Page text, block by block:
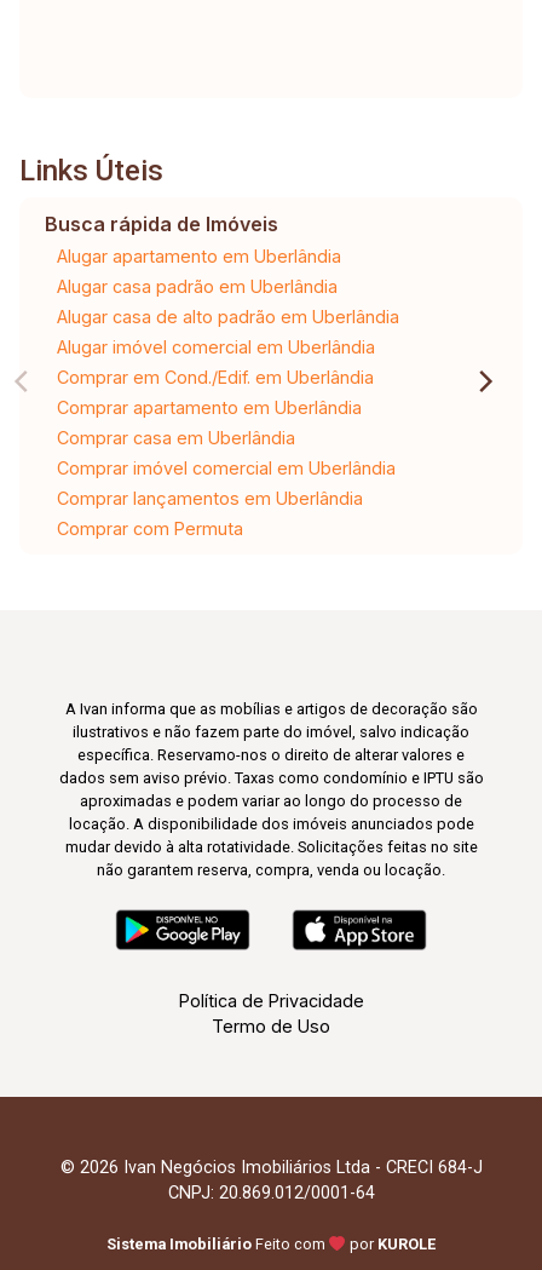
Links Úteis
Busca rápida de Imóveis
Alugar apartamento em Uberlândia
Alugar casa padrão em Uberlândia
Alugar casa de alto padrão em Uberlândia
Alugar imóvel comercial em Uberlândia
Comprar em Cond./Edif. em Uberlândia
Comprar apartamento em Uberlândia
Comprar casa em Uberlândia
Comprar imóvel comercial em Uberlândia
Comprar lançamentos em Uberlândia
Comprar com Permuta
A Ivan informa que as mobílias e artigos de decoração são
ilustrativos e não fazem parte do imóvel, salvo indicação
específica. Reservamo-nos o direito de alterar valores e
dados sem aviso prévio. Taxas como condomínio e IPTU são
aproximadas e podem variar ao longo do processo de
locação. A disponibilidade dos imóveis anunciados pode
mudar devido à alta rotatividade. Solicitações feitas no site
não garantem reserva, compra, venda ou locação.
Política de Privacidade
Termo de Uso
© 2026 Ivan Negócios Imobiliários Ltda - CRECI 684-J
CNPJ: 20.869.012/0001-64
Sistema Imobiliário Feito com por KUROLE